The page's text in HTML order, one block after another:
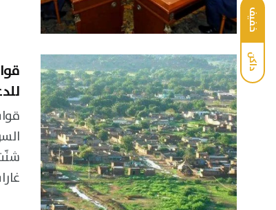
خفيف
داكن